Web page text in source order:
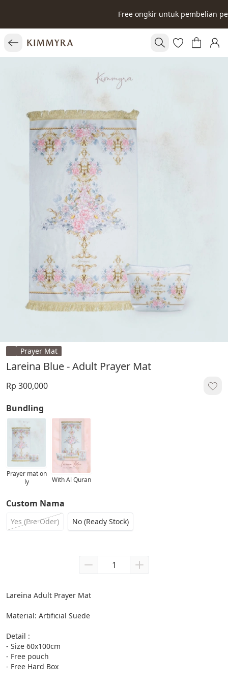
Free ongkir untuk pembelian
Prayer Mat
Lareina Blue - Adult Prayer Mat
Rp 300,000
Bundling
Prayer mat on
ly
With Al Quran
Custom Nama
Yes (Pre-Oder) No (Ready Stock)
Lareina Adult Prayer Mat
Material: Artificial Suede
Detail :
- Size 60x100cm
- Free pouch
- Free Hard Box